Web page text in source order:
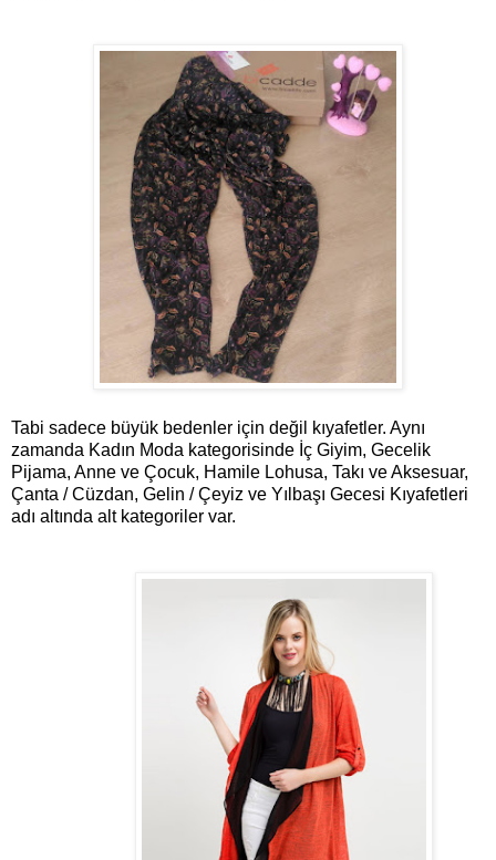
Tabi sadece büyük bedenler için değil kıyafetler. Aynı
zamanda Kadın Moda kategorisinde İç Giyim, Gecelik
Pijama, Anne ve Çocuk, Hamile Lohusa, Takı ve Aksesuar,
Çanta / Cüzdan, Gelin / Çeyiz ve Yılbaşı Gecesi Kıyafetleri
adı altında alt kategoriler var.